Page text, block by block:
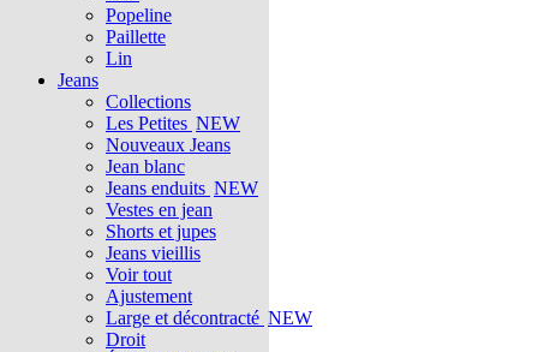
Popeline
Paillette
Lin
Jeans
Collections
Les Petites NEW
Nouveaux Jeans
Jean blanc
Jeans enduits NEW
Vestes en jean
Shorts et jupes
Jeans vieillis
Voir tout
Ajustement
Large et décontracté NEW
Droit